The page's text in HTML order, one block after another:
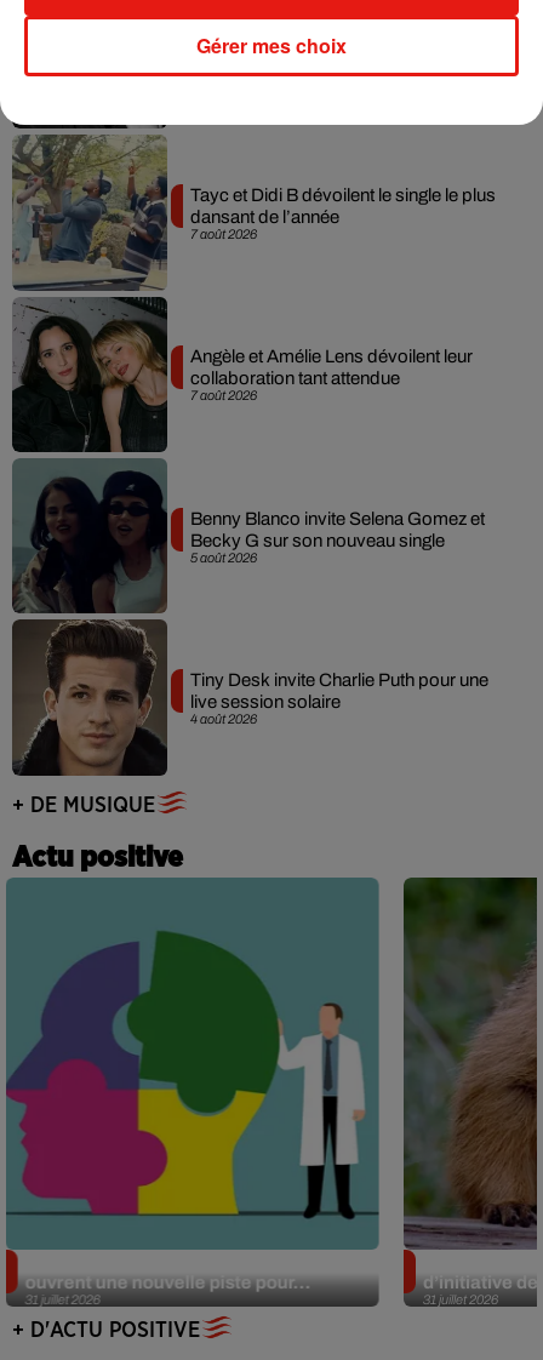
7 août 2026
Madonna sort enfin le remix de « Love
Sensation » avec Kylie Minogue
7 août 2026
Tayc et Didi B dévoilent le single le plus
dansant de l’année
7 août 2026
Angèle et Amélie Lens dévoilent leur
collaboration tant attendue
5 août 2026
Benny Blanco invite Selena Gomez et
Becky G sur son nouveau single
4 août 2026
Tiny Desk invite Charlie Puth pour une
live session solaire
+ DE MUSIQUE
Actu positive
31 juillet 2026
ouvrent une nouvelle piste pour...
31 juillet 2026
d’initiative
+ D'ACTU POSITIVE
Gérer mes choix